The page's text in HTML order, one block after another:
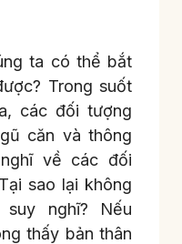
ta có thể bắt
Trong suốt
các đối tượng
căn và thông
về các đối
sao lại không
nghĩ? Nếu
thấy bản thân